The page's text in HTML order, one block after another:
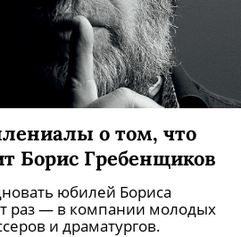
о том, что
Борис Гребенщиков
юбилей Бориса
раз — в компании молодых
и драматургов.